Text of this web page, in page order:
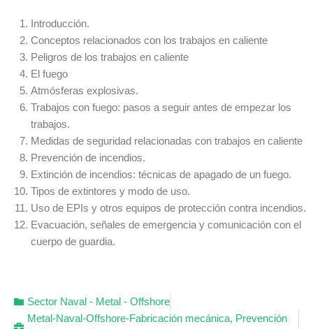
Introducción.
Conceptos relacionados con los trabajos en caliente
Peligros de los trabajos en caliente
El fuego
Atmósferas explosivas.
Trabajos con fuego: pasos a seguir antes de empezar los
trabajos.
Medidas de seguridad relacionadas con trabajos en caliente
Prevención de incendios.
Extinción de incendios: técnicas de apagado de un fuego.
Tipos de extintores y modo de uso.
Uso de EPIs y otros equipos de protección contra incendios.
Evacuación, señales de emergencia y comunicación con el
cuerpo de guardia.
Sector Naval - Metal - Offshore
Metal-Naval-Offshore-Fabricación mecánica, Prevención